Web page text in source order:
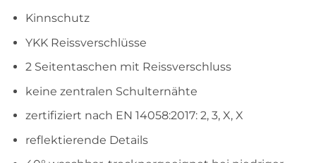
Kinnschutz
YKK Reissverschlüsse
2 Seitentaschen mit Reissverschluss
keine zentralen Schulternähte
zertifiziert nach EN 14058:2017: 2, 3, X, X
reflektierende Details